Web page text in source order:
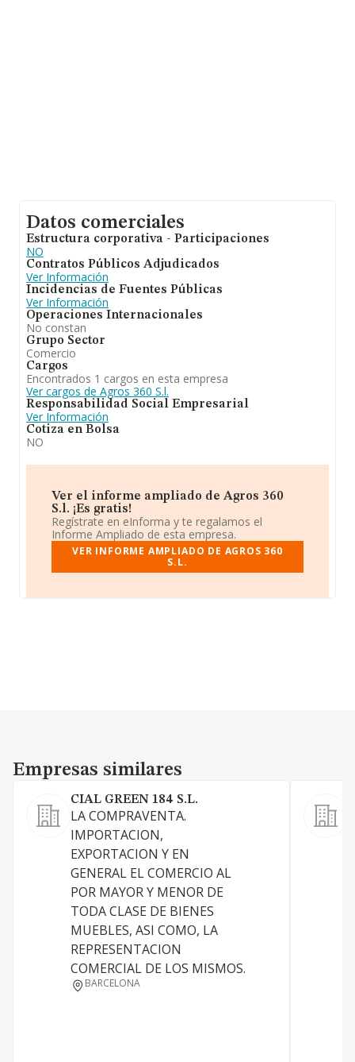
Datos comerciales
Estructura corporativa - Participaciones
NO
Contratos Públicos Adjudicados
Ver Información
Incidencias de Fuentes Públicas
Ver Información
Operaciones Internacionales
No constan
Grupo Sector
Comercio
Cargos
Encontrados 1 cargos en esta empresa
Ver cargos de Agros 360 S.l.
Responsabilidad Social Empresarial
Ver Información
Cotiza en Bolsa
NO
Ver el informe ampliado de Agros 360
S.l. ¡Es gratis!
Regístrate en eInforma y te regalamos el
Informe Ampliado de esta empresa.
VER INFORME AMPLIADO DE AGROS 360
S.L.
Empresas similares
Empresas similares
CIAL GREEN 184 S.L.
LA COMPRAVENTA.
IMPORTACION,
EXPORTACION Y EN
GENERAL EL COMERCIO AL
POR MAYOR Y MENOR DE
TODA CLASE DE BIENES
MUEBLES, ASI COMO, LA
REPRESENTACION
COMERCIAL DE LOS MISMOS.
BARCELONA